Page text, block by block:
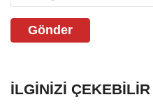
Gönder
İLGINIZI ÇEKEBILIR